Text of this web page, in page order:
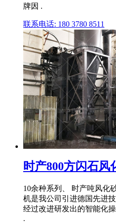
牌因 .
联系电话: 180 3780 8511
时产800方闪石风
10余种系列、 时产吨风化
机是我公司引进德国先进
经过改进研发出的智能化
.